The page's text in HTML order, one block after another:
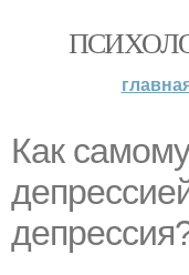
Как